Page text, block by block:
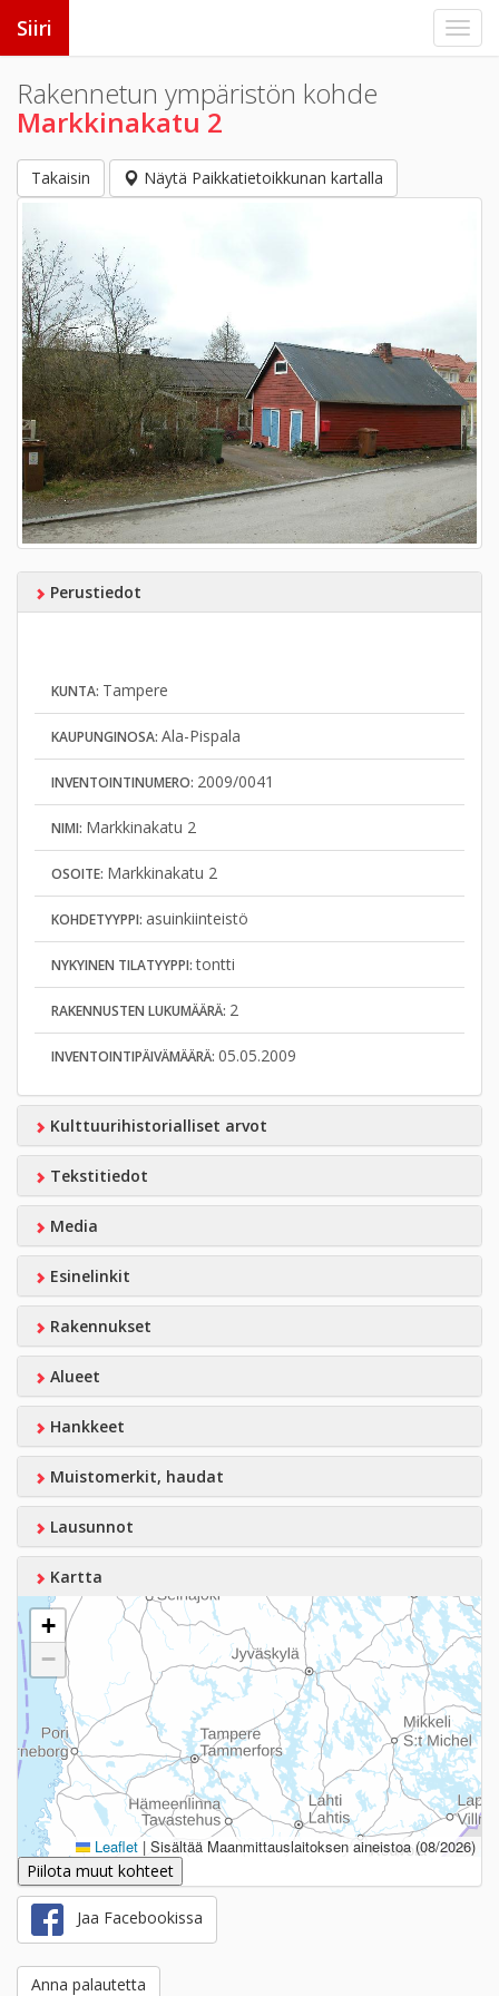
Siiri
Rakennetun ympäristön kohde
Markkinakatu 2
Takaisin Näytä Paikkatietoikkunan kartalla
Perustiedot
KUNTA: Tampere
KAUPUNGINOSA: Ala-Pispala
INVENTOINTINUMERO: 2009/0041
NIMI: Markkinakatu 2
OSOITE: Markkinakatu 2
KOHDETYYPPI: asuinkiinteistö
NYKYINEN TILATYYPPI:tontti
RAKENNUSTEN LUKUMÄÄRÄ: 2
INVENTOINTIPÄIVÄMÄÄRÄ: 05.05.2009
Kulttuurihistorialliset arvot
Tekstitiedot
Media
Esinelinkit
Rakennukset
Alueet
Hankkeet
Muistomerkit, haudat
Lausunnot
Kartta
+
−
Leaflet | Sisältää Maanmittauslaitoksen aineistoa (08/2026)
Piilota muut kohteet
Jaa Facebookissa
Anna palautetta